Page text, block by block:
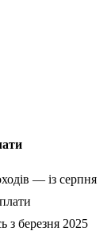
— із серпня
з березня 2025